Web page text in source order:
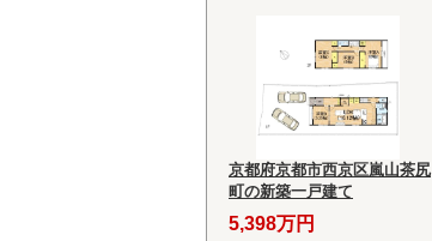
京都府京都市西京区嵐山茶尻
町の新築一戸建て
5,398万円